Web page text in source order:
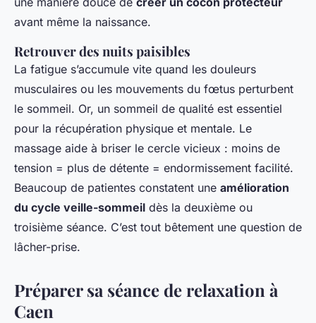
avant même la naissance.
Retrouver des nuits paisibles
La fatigue s’accumule vite quand les douleurs
musculaires ou les mouvements du fœtus perturbent
le sommeil. Or, un sommeil de qualité est essentiel
pour la récupération physique et mentale. Le
massage aide à briser le cercle vicieux : moins de
tension = plus de détente = endormissement facilité.
Beaucoup de patientes constatent une amélioration
du cycle veille-sommeil dès la deuxième ou
troisième séance. C’est tout bêtement une question de
lâcher-prise.
Préparer sa séance de relaxation à
Caen